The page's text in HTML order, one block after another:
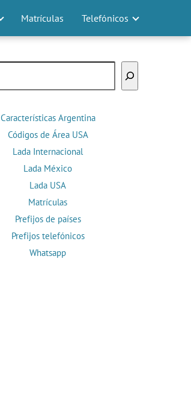
Matrículas Telefónicos
Características Argentina
Códigos de Área USA
Lada Internacional
Lada México
Lada USA
Matrículas
Prefijos de países
Prefijos telefónicos
Whatsapp